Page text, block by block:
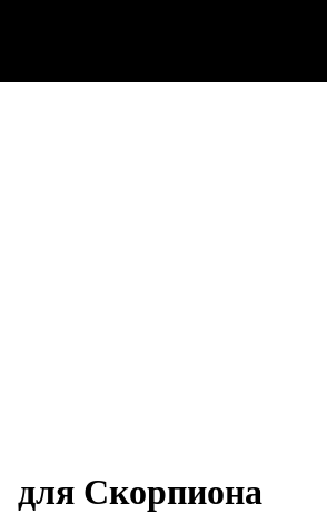
для Скорпиона